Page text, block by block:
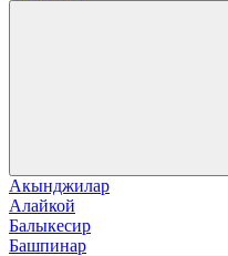
Акынджилар
Алайкой
Балыкесир
Башпинар